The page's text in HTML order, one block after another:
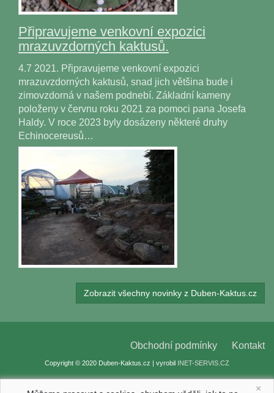
Připravujeme venkovní expozici
mrazuvzdorných kaktusů.
4.7 2021. Připravujeme venkovní expozici
mrazuvzdorných kaktusů, snad jich většina bude i
zimovzdorná v našem podnebí. Základní kameny
položeny v červnu roku 2021 za pomoci pana Josefa
Haldy. V roce 2023 byly dosázeny některé druhy
Echinocereusů…
Zobrazit všechny novinky z Duben-Kaktus.cz
Obchodní podmínky Kontakt
Copyright © 2020 Duben-Kaktus.cz | vyrobil INET-SERVIS.CZ
×